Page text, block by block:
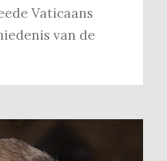
Vaticaans
van de